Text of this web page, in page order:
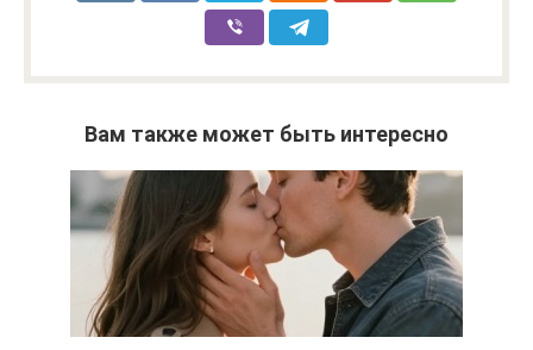
Вам также может быть интересно